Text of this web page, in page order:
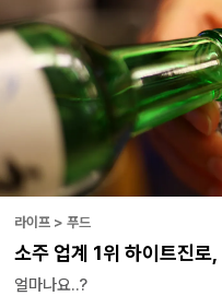
라이프 > 푸드
소주 업계 1위 하이트진로
얼마나요..?